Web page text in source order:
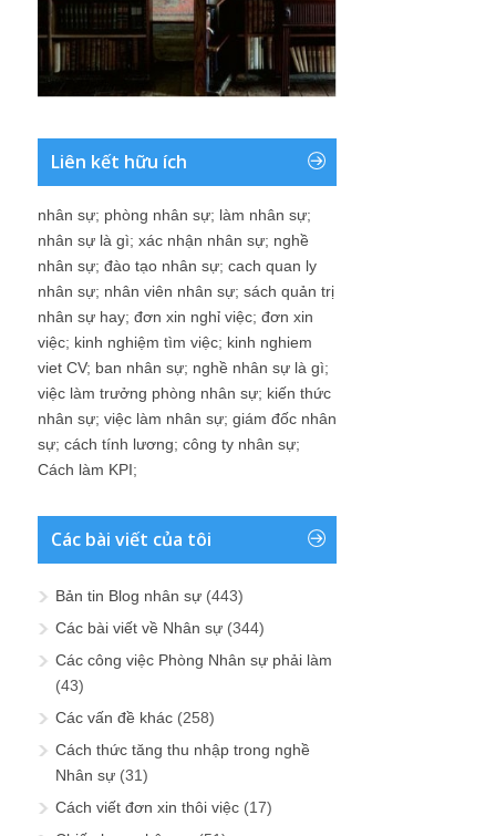
Liên kết hữu ích
nhân sự; phòng nhân sự; làm nhân sự;
nhân sự là gì; xác nhận nhân sự; nghề
nhân sự; đào tạo nhân sự; cach quan ly
nhân sự; nhân viên nhân sự; sách quản trị
nhân sự hay; đơn xin nghỉ việc; đơn xin
việc; kinh nghiệm tìm việc; kinh nghiem
viet CV; ban nhân sự; nghề nhân sự là gì;
việc làm trưởng phòng nhân sự; kiến thức
nhân sự; việc làm nhân sự; giám đốc nhân
sự; cách tính lương; công ty nhân sự;
Cách làm KPI;
Các bài viết của tôi
Bản tin Blog nhân sự (443)
Các bài viết về Nhân sự (344)
Các công việc Phòng Nhân sự phải làm
(43)
Các vấn đề khác (258)
Cách thức tăng thu nhập trong nghề
Nhân sự (31)
Cách viết đơn xin thôi việc (17)